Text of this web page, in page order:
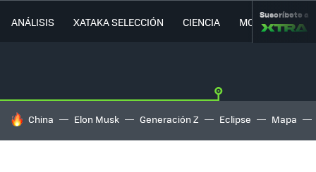
ANÁLISIS XATAKA SELECCIÓN CIENCIA MOVILIDAD
Suscríbete a
HOY SE HABLA DE
China Elon Musk Generación Z Eclipse Mapa